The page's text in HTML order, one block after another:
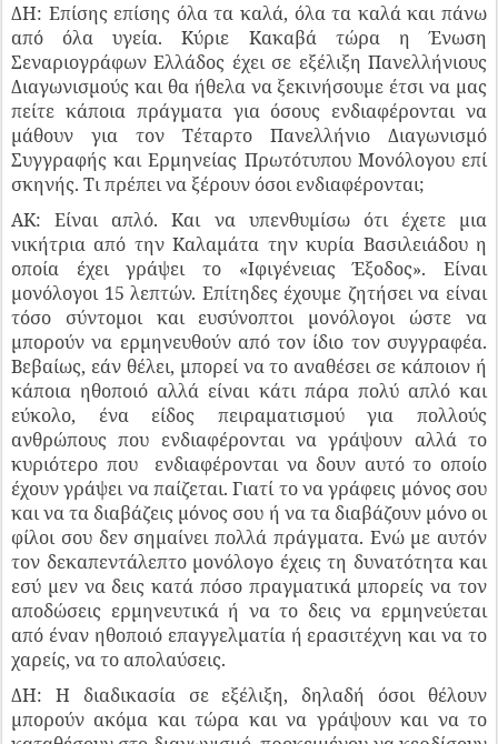
ΔΗ: Επίσης επίσης όλα τα καλά, όλα τα καλά και πάνω
από όλα υγεία. Κύριε Κακαβά τώρα η Ένωση
Σεναριογράφων Ελλάδος έχει σε εξέλιξη Πανελλήνιους
Διαγωνισμούς και θα ήθελα να ξεκινήσουμε έτσι να μας
πείτε κάποια πράγματα για όσους ενδιαφέρονται να
μάθουν για τον Τέταρτο Πανελλήνιο Διαγωνισμό
Συγγραφής και Ερμηνείας Πρωτότυπου Μονόλογου επί
σκηνής. Τι πρέπει να ξέρουν όσοι ενδιαφέρονται;
ΑΚ: Είναι απλό. Και να υπενθυμίσω ότι έχετε μια
νικήτρια από την Καλαμάτα την κυρία Βασιλειάδου η
οποία έχει γράψει το «Ιφιγένειας Έξοδος». Είναι
μονόλογοι 15 λεπτών. Επίτηδες έχουμε ζητήσει να είναι
τόσο σύντομοι και ευσύνοπτοι μονόλογοι ώστε να
μπορούν να ερμηνευθούν από τον ίδιο τον συγγραφέα.
Βεβαίως, εάν θέλει, μπορεί να το αναθέσει σε κάποιον ή
κάποια ηθοποιό αλλά είναι κάτι πάρα πολύ απλό και
εύκολο, ένα είδος πειραματισμού για πολλούς
ανθρώπους που ενδιαφέρονται να γράψουν αλλά το
κυριότερο που ενδιαφέρονται να δουν αυτό το οποίο
έχουν γράψει να παίζεται. Γιατί το να γράφεις μόνος σου
και να τα διαβάζεις μόνος σου ή να τα διαβάζουν μόνο οι
φίλοι σου δεν σημαίνει πολλά πράγματα. Ενώ με αυτόν
τον δεκαπεντάλεπτο μονόλογο έχεις τη δυνατότητα και
εσύ μεν να δεις κατά πόσο πραγματικά μπορείς να τον
αποδώσεις ερμηνευτικά ή να το δεις να ερμηνεύεται
από έναν ηθοποιό επαγγελματία ή ερασιτέχνη και να το
χαρείς, να το απολαύσεις.
ΔΗ: Η διαδικασία σε εξέλιξη, δηλαδή όσοι θέλουν
μπορούν ακόμα και τώρα και να γράψουν και να το